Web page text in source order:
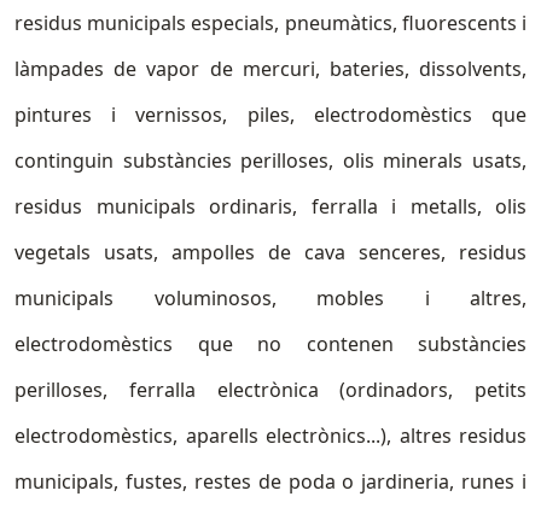
residus municipals especials, pneumàtics, fluorescents i
làmpades de vapor de mercuri, bateries, dissolvents,
pintures i vernissos, piles, electrodomèstics que
continguin substàncies perilloses, olis minerals usats,
residus municipals ordinaris, ferralla i metalls, olis
vegetals usats, ampolles de cava senceres, residus
municipals voluminosos, mobles i altres,
electrodomèstics que no contenen substàncies
perilloses, ferralla electrònica (ordinadors, petits
electrodomèstics, aparells electrònics...), altres residus
municipals, fustes, restes de poda o jardineria, runes i